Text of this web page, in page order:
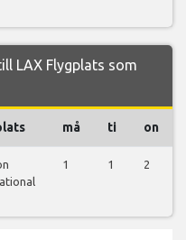
LAX Flygplats som
må ti on
1 1 2